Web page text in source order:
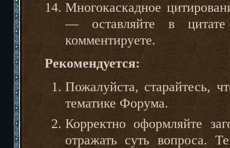
Многокаскадное
— оставляйте в
комментируете.
Рекомендуется:
Пожалуйста, старайтесь,
тематике Форума.
Корректно оформляйте
отражать суть вопроса.